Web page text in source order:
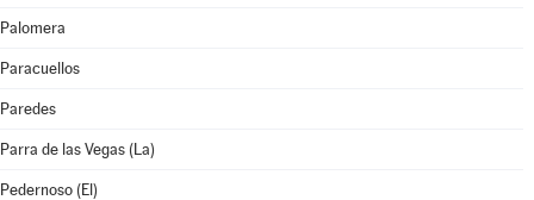
Palomera
Paracuellos
Paredes
Parra de las Vegas (La)
Pedernoso (El)